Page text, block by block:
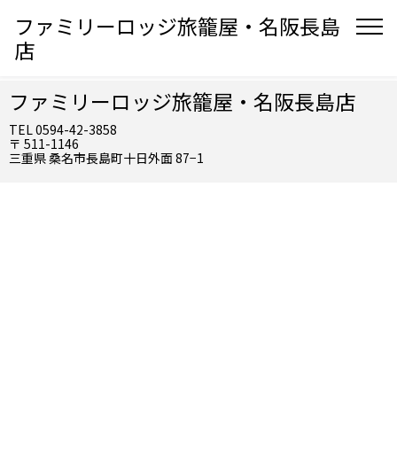
ファミリーロッジ旅籠屋・名阪長島
店
ファミリーロッジ旅籠屋・名阪長島店
TEL 0594-42-3858
〒 511-1146
三重県 桑名市長島町十日外面 87−1